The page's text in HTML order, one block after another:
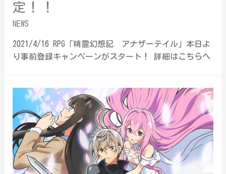
定！！
NEWS
2021/4/16 RPG「精霊幻想記 アナザーテイル」本日よ
り事前登録キャンペーンがスタート！ 詳細はこちらへ